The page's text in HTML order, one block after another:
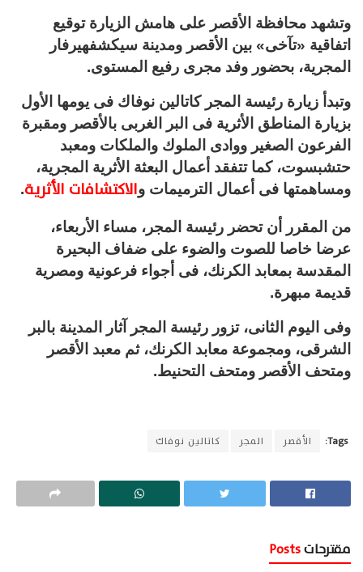
وتشهد محافظة الأقصر على هامش الزيارة توقيع
اتفاقية «تآخى» بين الأقصر ومدينة سيكشفهيرفار
المجرية، بحضور وفد مجرى رفيع المستوى.
وتبدأ زيارة رئيسة المجر كاتالين نوفاك فى يومها الأول
بزيارة المناطق الأثرية فى البر الغربى بالأقصر ومقبرة
الفرعون الصغير ووادى الملوك والملكات ومعبد
حتشبسوت، كما تتفقد أعمال البعثة الأثرية المجرية،
ومساهمتها فى أعمال الترميمات والاكتشافات الأثرية.
من المقرر أن تحضر رئيسة المجر، مساء الأربعاء،
عرضا خاصا للصوت والضوء على ضفاف البحيرة
المقدسة بمعابد الكرنك، فى أجواء فرعونية ومصرية
قديمة مبهرة.
وفى اليوم الثانى، تزور رئيسة المجر آثار المدينة بالبر
الشرقى، ومجموعة معابد الكرنك، ثم معبد الأقصر
ومتحف الأقصر ومتحف التحنيط.
Tags: الأقصر المجر كاتالين نوفاك
مقترحات